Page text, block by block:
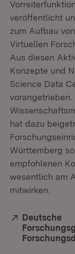
veröffentlicht
zum Aufbau
Virtuellen
Aus diesen
Konzepte und
Science Data
vorangetrieben.
hat dazu
Württemberg
empfohlenen
wesentlich am
mitwirken.
Extern:
Deutsche